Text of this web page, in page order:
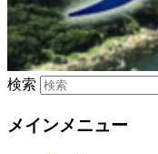
検索
メインメニュー